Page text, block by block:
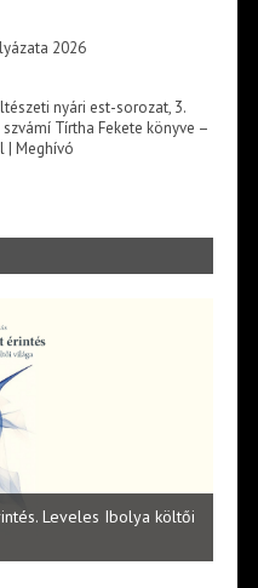
2026
nyári est-sorozat, 3.
Tírtha Fekete könyve –
| Meghívó
Leveles Ibolya költői